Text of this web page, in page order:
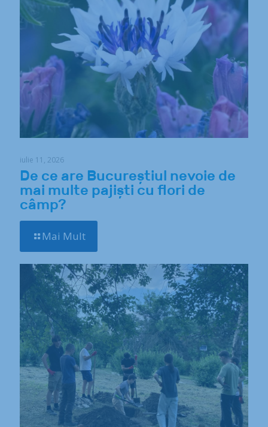
iulie 11, 2026
De ce are Bucureștiul nevoie de
mai multe pajiști cu flori de
câmp?
Mai Mult